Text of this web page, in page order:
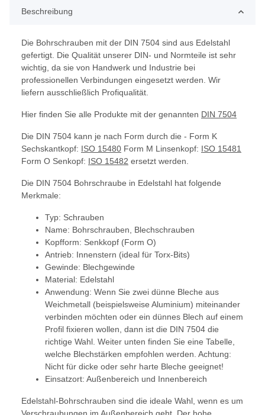
Beschreibung
Die Bohrschrauben mit der DIN 7504 sind aus Edelstahl
gefertigt. Die Qualität unserer DIN- und Normteile ist sehr
wichtig, da sie von Handwerk und Industrie bei
professionellen Verbindungen eingesetzt werden. Wir
liefern ausschließlich Profiqualität.
Hier finden Sie alle Produkte mit der genannten DIN 7504
Die DIN 7504 kann je nach Form durch die - Form K
Sechskantkopf: ISO 15480 Form M Linsenkopf: ISO 15481
Form O Senkopf: ISO 15482 ersetzt werden.
Die DIN 7504 Bohrschraube in Edelstahl hat folgende
Merkmale:
Typ: Schrauben
Name: Bohrschrauben, Blechschrauben
Kopfform: Senkkopf (Form O)
Antrieb: Innenstern (ideal für Torx-Bits)
Gewinde: Blechgewinde
Material: Edelstahl
Anwendung: Wenn Sie zwei dünne Bleche aus
Weichmetall (beispielsweise Aluminium) miteinander
verbinden möchten oder ein dünnes Blech auf einem
Profil fixieren wollen, dann ist die DIN 7504 die
richtige Wahl. Weiter unten finden Sie eine Tabelle,
welche Blechstärken empfohlen werden. Achtung:
Nicht für dicke oder sehr harte Bleche geeignet!
Einsatzort: Außenbereich und Innenbereich
Edelstahl-Bohrschrauben sind die ideale Wahl, wenn es um